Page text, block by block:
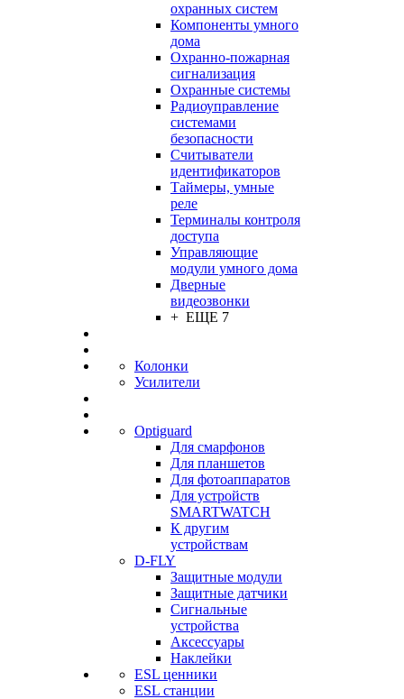
охранных систем
Компоненты умного
дома
Охранно-пожарная
сигнализация
Охранные системы
Радиоуправление
системами
безопасности
Считыватели
идентификаторов
Таймеры, умные
реле
Терминалы контроля
доступа
Управляющие
модули умного дома
Дверные
видеозвонки
+ ЕЩЕ 7
Колонки
Усилители
Optiguard
Для смарфонов
Для планшетов
Для фотоаппаратов
Для устройств
SMARTWATCH
К другим
устройствам
D-FLY
Защитные модули
Защитные датчики
Сигнальные
устройства
Аксессуары
Наклейки
ESL ценники
ESL станции